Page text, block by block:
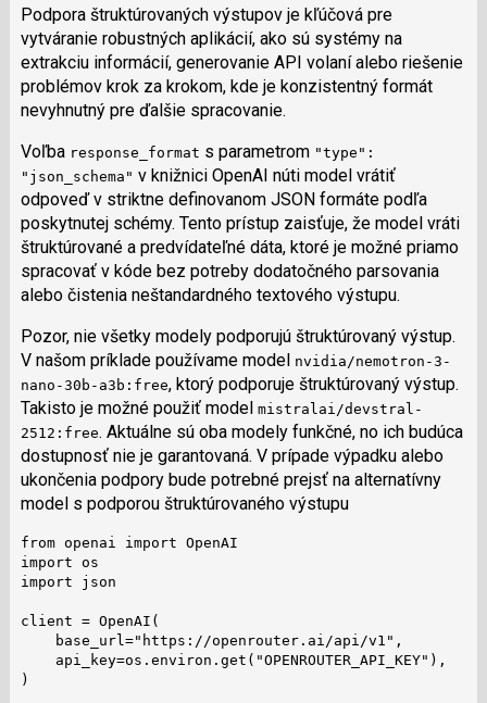
Podpora štruktúrovaných výstupov je kľúčová pre
vytváranie robustných aplikácií, ako sú systémy na
extrakciu informácií, generovanie API volaní alebo riešenie
problémov krok za krokom, kde je konzistentný formát
nevyhnutný pre ďalšie spracovanie.
Voľba response_format s parametrom "type":
"json_schema" v knižnici OpenAI núti model vrátiť
odpoveď v striktne definovanom JSON formáte podľa
poskytnutej schémy. Tento prístup zaisťuje, že model vráti
štruktúrované a predvídateľné dáta, ktoré je možné priamo
spracovať v kóde bez potreby dodatočného parsovania
alebo čistenia neštandardného textového výstupu.
Pozor, nie všetky modely podporujú štruktúrovaný výstup.
V našom príklade používame model nvidia/nemotron-3-
nano-30b-a3b:free, ktorý podporuje štruktúrovaný výstup.
Takisto je možné použiť model mistralai/devstral-
2512:free. Aktuálne sú oba modely funkčné, no ich budúca
dostupnosť nie je garantovaná. V prípade výpadku alebo
ukončenia podpory bude potrebné prejsť na alternatívny
model s podporou štruktúrovaného výstupu
from openai import OpenAI
import os
import json
client = OpenAI(
    base_url="https://openrouter.ai/api/v1",
    api_key=os.environ.get("OPENROUTER_API_KEY"),
)